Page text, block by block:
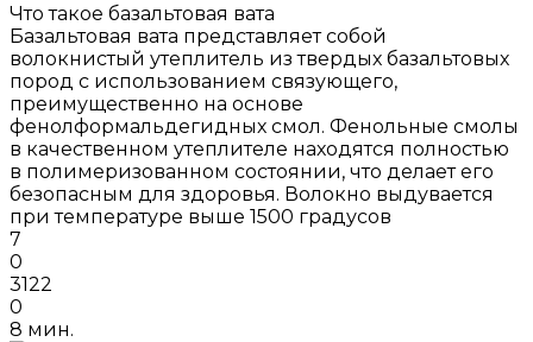
Что такое базальтовая вата
Базальтовая вата представляет собой
волокнистый утеплитель из твердых базальтовых
пород с использованием связующего,
преимущественно на основе
фенолформальдегидных смол. Фенольные смолы
в качественном утеплителе находятся полностью
в полимеризованном состоянии, что делает его
безопасным для здоровья. Волокно выдувается
при температуре выше 1500 градусов
7
0
3122
0
8 мин.